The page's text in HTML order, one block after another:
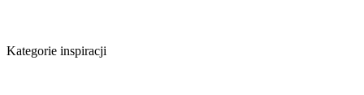
Kategorie inspiracji